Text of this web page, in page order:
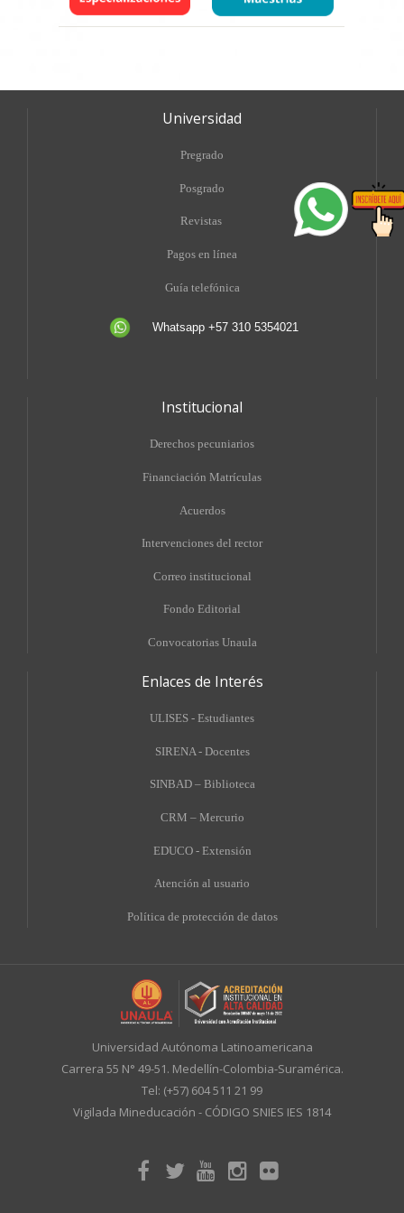
Universidad
Pregrado
Posgrado
Revistas
Pagos en línea
Guía telefónica
Whatsapp +57 310 5354021
Institucional
Derechos pecuniarios
Financiación Matrículas
Acuerdos
Intervenciones del rector
Correo institucional
Fondo Editorial
Convocatorias Unaula
Enlaces de Interés
ULISES - Estudiantes
SIRENA - Docentes
SINBAD – Biblioteca
CRM – Mercurio
EDUCO - Extensión
Atención al usuario
Política de protección de datos
Universidad Autónoma Latinoamericana
Carrera 55 N° 49-51. Medellín-Colombia-Suramérica.
Tel: (+57) 604 511 21 99
Vigilada Mineducación - CÓDIGO SNIES IES 1814